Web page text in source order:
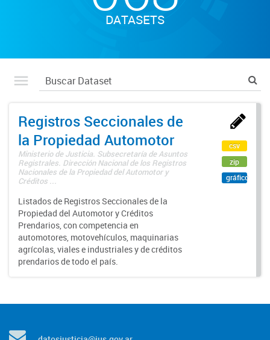
DATASETS
Registros Seccionales de
la Propiedad Automotor
Ministerio de Justicia. Subsecretaría de Asuntos
Registrales. Dirección Nacional de los Registros
Nacionales de la Propiedad del Automotor y
Créditos ...
Listados de Registros Seccionales de la
Propiedad del Automotor y Créditos
Prendarios, con competencia en
automotores, motovehículos, maquinarias
agrícolas, viales e industriales y de créditos
prendarios de todo el país.
csv
zip
gráfico